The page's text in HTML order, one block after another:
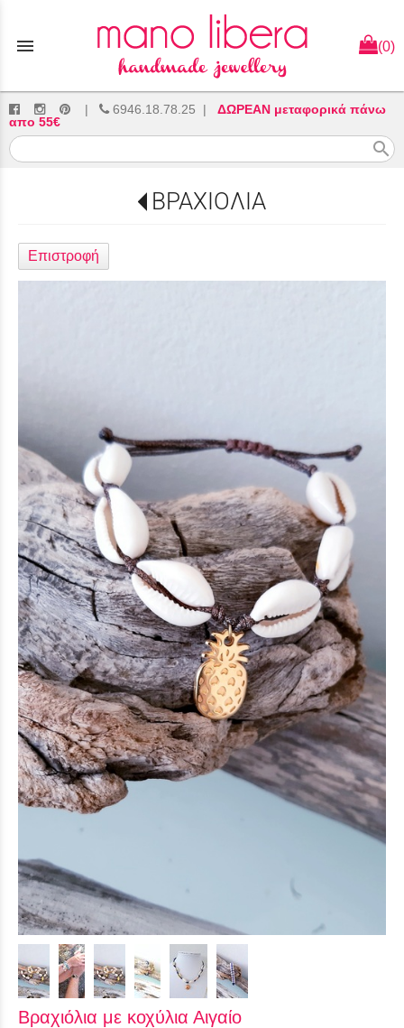
menu (0)
| 6946.18.78.25 | ΔΩΡΕΑΝ μεταφορικά πάνω
απο 55€
search
ΒΡΑΧΙΟΛΙΑ
Επιστροφή
Βραχιόλια με κοχύλια Αιγαίο